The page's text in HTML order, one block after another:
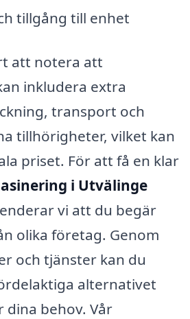
tillgång till enhet
att notera att
inkludera extra
transport och
tillhörigheter, vilket kan
priset. För att få en klar
i Utvälinge
vi att du begär
olika företag. Genom
och tjänster kan du
alternativet
dina behov. Vår